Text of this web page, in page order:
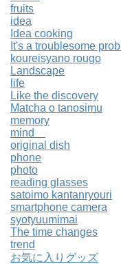
fruits
idea
Idea cooking
It's a troublesome
koureisyano rougo
Landscape
life
Like the discovery
Matcha o tanosimu
memory
mind
original dish
phone
photo
reading glasses
satoimo kantanryouri
smartphone camera
syotyuumimai
The time changes
trend
お気に入りグッズ